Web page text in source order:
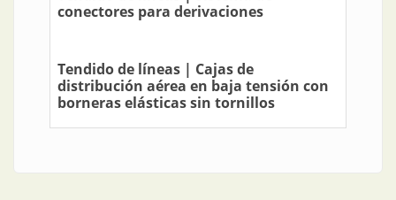
conectores para derivaciones
Tendido de líneas | Cajas de
distribución aérea en baja tensión con
borneras elásticas sin tornillos